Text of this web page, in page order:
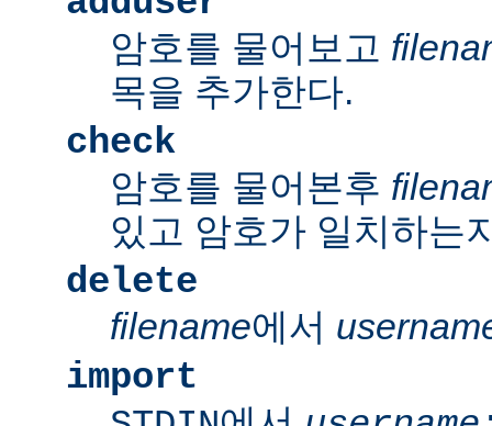
암호를 물어보고
목을 추가한다.
check
암호를 물어본후
있고 암호가 일치하는
delete
filename에서
import